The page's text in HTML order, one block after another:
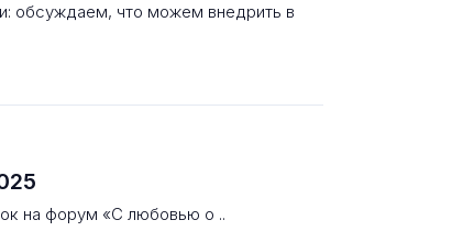
обсуждаем, что можем внедрить в
на форум «С любовью о ..